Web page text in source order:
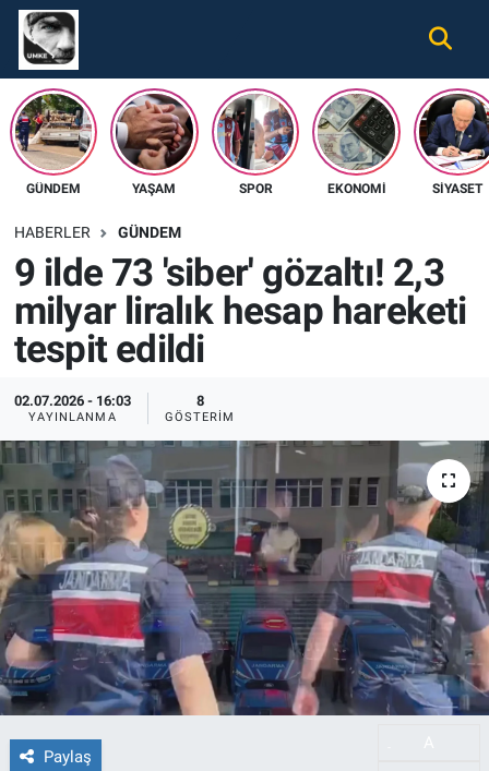
GÜNDEM YAŞAM SPOR EKONOMI SIYASET
HABERLER GÜNDEM
9 ilde 73 'siber' gözaltı! 2,3
milyar liralık hesap hareketi
tespit edildi
02.07.2026 - 16:03
YAYINLANMA
8
GÖSTERIM
Paylaş
Gündem
Ekonomi
Spor
Tüm Haberler
İletişim
Künye
Nöbetçi Eczaneler
Hava Durumu
Namaz Vakitleri
Süper Lig Puan Durumu ve Fikstür
Tüm Manşetler
Son Dakika Haberleri
Haber Arşivi